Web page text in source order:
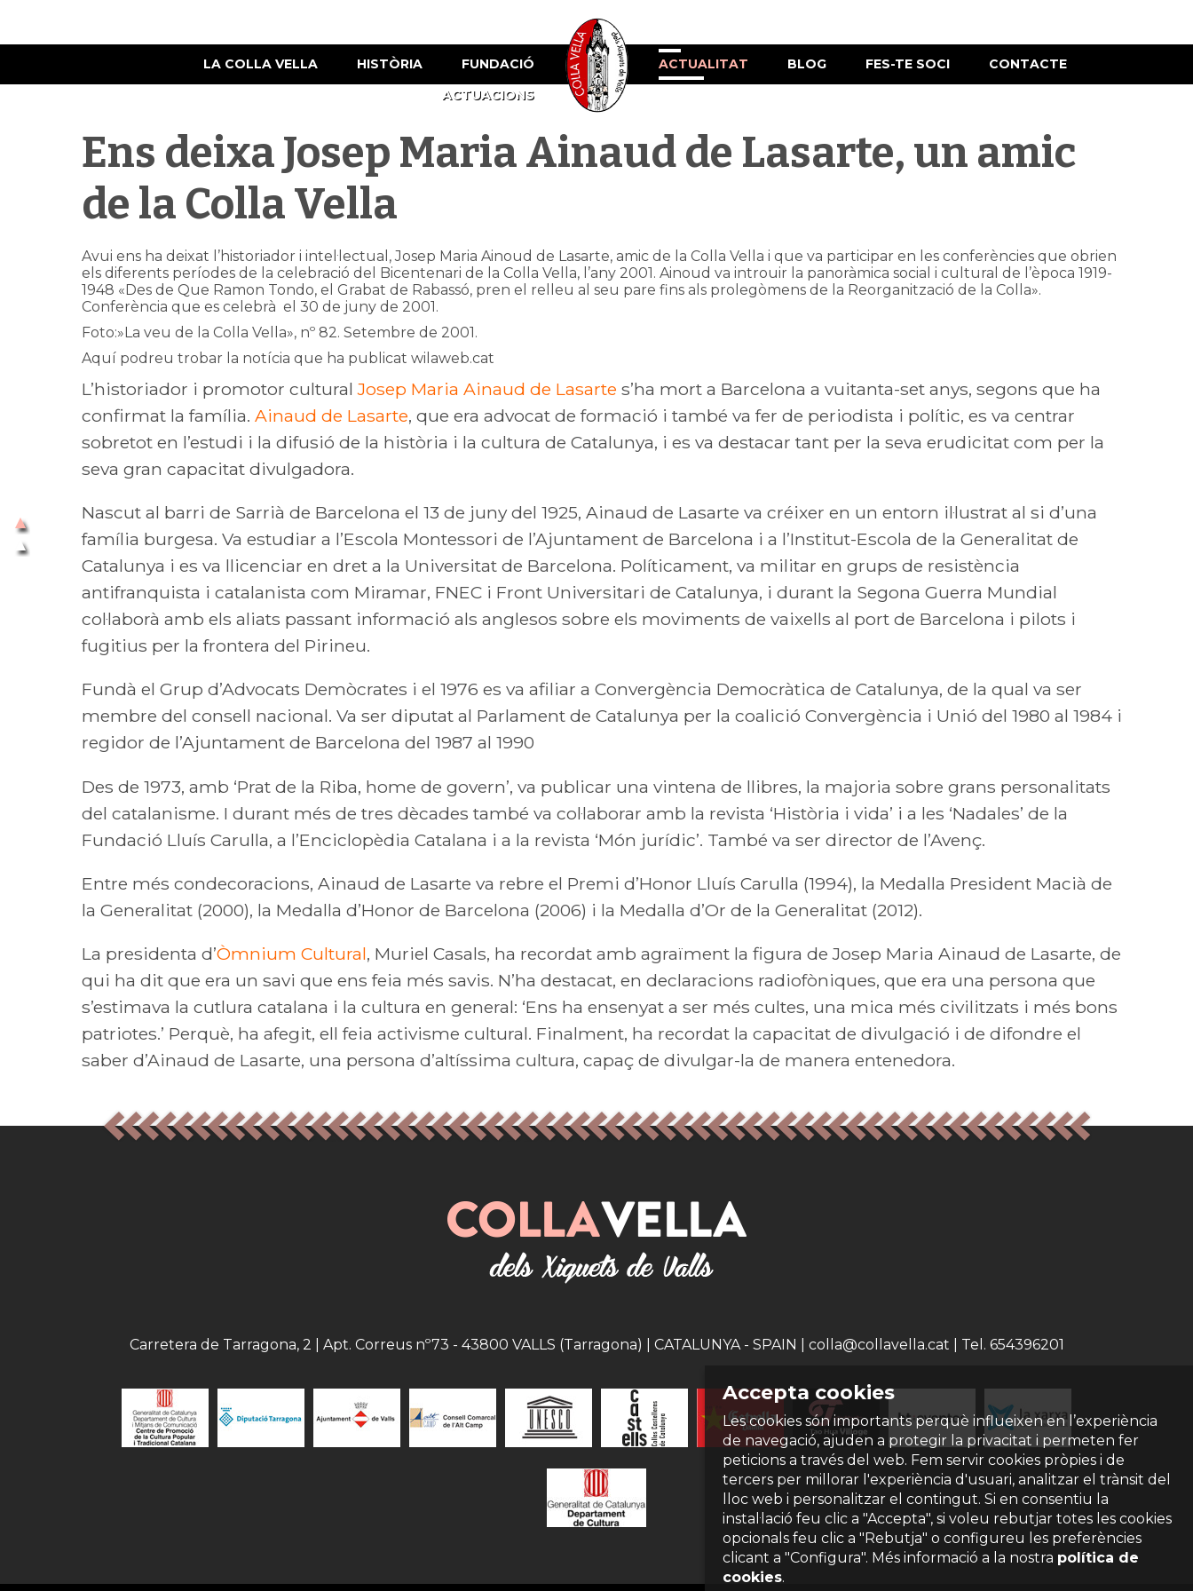
LA COLLA VELLA HISTÒRIA
FUNDACIÓ
ACTUACIONS
ACTUALITAT BLOG FES-TE SOCI CONTACTE
Ens deixa Josep Maria Ainaud de Lasarte, un amic
de la Colla Vella
Avui ens ha deixat l’historiador i intel·lectual, Josep Maria Ainoud de Lasarte, amic de la Colla Vella i que va participar en les conferències que obrien
els diferents períodes de la celebració del Bicentenari de la Colla Vella, l’any 2001. Ainoud va introuir la panoràmica social i cultural de l’època 1919-
1948 «Des de Que Ramon Tondo, el Grabat de Rabassó, pren el relleu al seu pare fins als prolegòmens de la Reorganització de la Colla».
Conferència que es celebrà el 30 de juny de 2001.
Foto:»La veu de la Colla Vella», nº 82. Setembre de 2001.
Aquí podreu trobar la notícia que ha publicat wilaweb.cat
L’historiador i promotor culturalJosep Maria Ainaud de Lasarte s’ha mort a Barcelona a vuitanta-set anys, segons que ha
confirmat la família. Ainaud de Lasarte, que era advocat de formació i també va fer de periodista i polític, es va centrar
sobretot en l’estudi i la difusió de la història i la cultura de Catalunya, i es va destacar tant per la seva erudicitat com per la
seva gran capacitat divulgadora.
Nascut al barri de Sarrià de Barcelona el 13 de juny del 1925, Ainaud de Lasarte va créixer en un entorn il·lustrat al si d’una
família burgesa. Va estudiar a l’Escola Montessori de l’Ajuntament de Barcelona i a l’Institut-Escola de la Generalitat de
Catalunya i es va llicenciar en dret a la Universitat de Barcelona. Políticament, va militar en grups de resistència
antifranquista i catalanista com Miramar, FNEC i Front Universitari de Catalunya, i durant la Segona Guerra Mundial
col·laborà amb els aliats passant informació als anglesos sobre els moviments de vaixells al port de Barcelona i pilots i
fugitius per la frontera del Pirineu.
Fundà el Grup d’Advocats Demòcrates i el 1976 es va afiliar a Convergència Democràtica de Catalunya, de la qual va ser
membre del consell nacional. Va ser diputat al Parlament de Catalunya per la coalició Convergència i Unió del 1980 al 1984 i
regidor de l’Ajuntament de Barcelona del 1987 al 1990
Des de 1973, amb ‘Prat de la Riba, home de govern’, va publicar una vintena de llibres, la majoria sobre grans personalitats
del catalanisme. I durant més de tres dècades també va col·laborar amb la revista ‘Història i vida’ i a les ‘Nadales’ de la
Fundació Lluís Carulla, a l’Enciclopèdia Catalana i a la revista ‘Món jurídic’. També va ser director de l’Avenç.
Entre més condecoracions, Ainaud de Lasarte va rebre el Premi d’Honor Lluís Carulla (1994), la Medalla President Macià de
la Generalitat (2000), la Medalla d’Honor de Barcelona (2006) i la Medalla d’Or de la Generalitat (2012).
La presidenta d’Òmnium Cultural, Muriel Casals, ha recordat amb agraïment la figura de Josep Maria Ainaud de Lasarte, de
qui ha dit que era un savi que ens feia més savis. N’ha destacat, en declaracions radiofòniques, que era una persona que
s’estimava la cutlura catalana i la cultura en general: ‘Ens ha ensenyat a ser més cultes, una mica més civilitzats i més bons
patriotes.’ Perquè, ha afegit, ell feia activisme cultural. Finalment, ha recordat la capacitat de divulgació i de difondre el
saber d’Ainaud de Lasarte, una persona d’altíssima cultura, capaç de divulgar-la de manera entenedora.
Accepta cookies
Les cookies són importants perquè influeixen en l’experiència
de navegació, ajuden a protegir la privacitat i permeten fer
peticions a través del web. Fem servir cookies pròpies i de
tercers per millorar l'experiència d'usuari, analitzar el trànsit del
lloc web i personalitzar el contingut. Si en consentiu la
instal·lació feu clic a "Accepta", si voleu rebutjar totes les cookies
opcionals feu clic a "Rebutja" o configureu les preferències
clicant a "Configura". Més informació a la nostra política de
cookies.
Carretera de Tarragona, 2 | Apt. Correus nº73 - 43800 VALLS (Tarragona) | CATALUNYA - SPAIN | colla@collavella.cat | Tel. 654396201